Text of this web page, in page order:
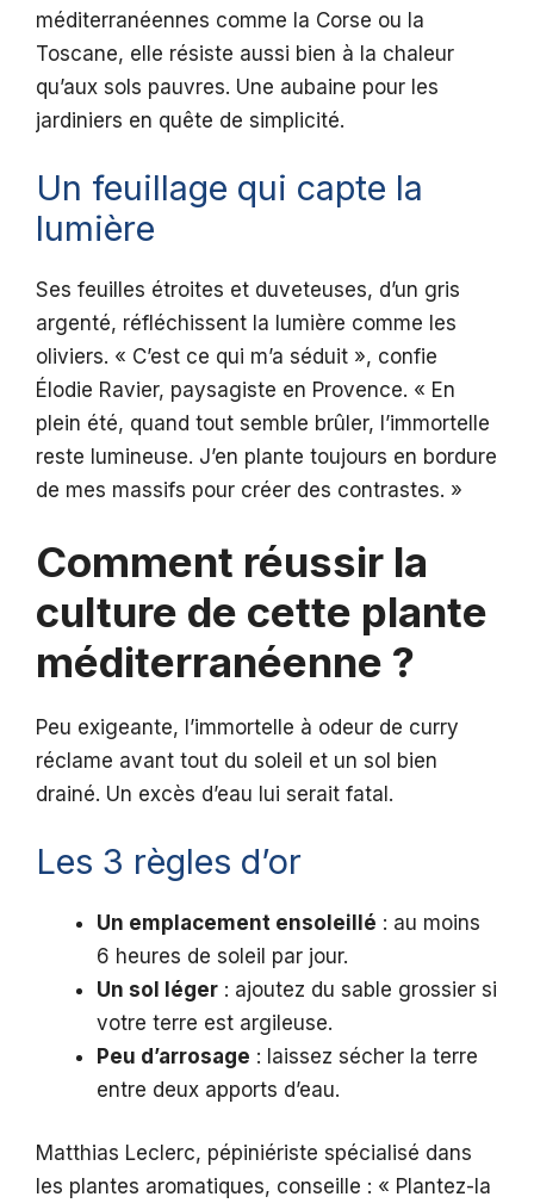
méditerranéennes comme la Corse ou la
Toscane, elle résiste aussi bien à la chaleur
qu’aux sols pauvres. Une aubaine pour les
jardiniers en quête de simplicité.
Un feuillage qui capte la
lumière
Ses feuilles étroites et duveteuses, d’un gris
argenté, réfléchissent la lumière comme les
oliviers. « C’est ce qui m’a séduit », confie
Élodie Ravier, paysagiste en Provence. « En
plein été, quand tout semble brûler, l’immortelle
reste lumineuse. J’en plante toujours en bordure
de mes massifs pour créer des contrastes. »
Comment réussir la
culture de cette plante
méditerranéenne ?
Peu exigeante, l’immortelle à odeur de curry
réclame avant tout du soleil et un sol bien
drainé. Un excès d’eau lui serait fatal.
Les 3 règles d’or
Un emplacement ensoleillé : au moins
6 heures de soleil par jour.
Un sol léger : ajoutez du sable grossier si
votre terre est argileuse.
Peu d’arrosage : laissez sécher la terre
entre deux apports d’eau.
Matthias Leclerc, pépiniériste spécialisé dans
les plantes aromatiques, conseille : « Plantez-la